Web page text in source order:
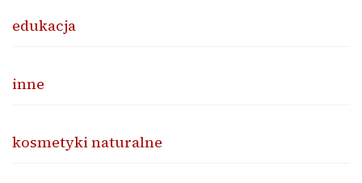
edukacja
inne
kosmetyki naturalne